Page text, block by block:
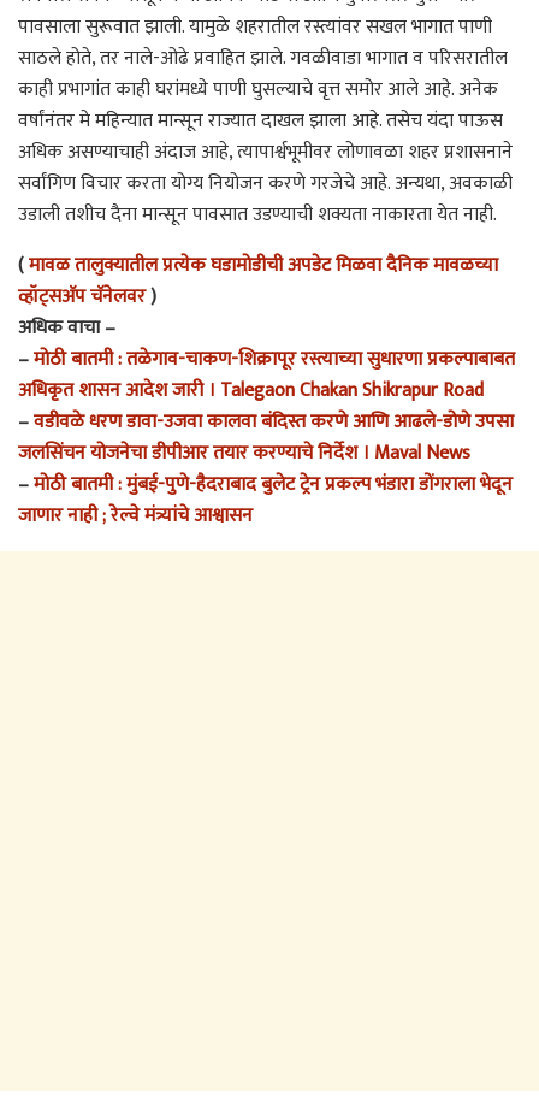
पावसाला सुरूवात झाली. यामुळे शहरातील रस्त्यांवर सखल भागात पाणी
साठले होते, तर नाले-ओढे प्रवाहित झाले. गवळीवाडा भागात व परिसरातील
काही प्रभागांत काही घरांमध्ये पाणी घुसल्याचे वृत्त समोर आले आहे. अनेक
वर्षांनंतर मे महिन्यात मान्सून राज्यात दाखल झाला आहे. तसेच यंदा पाऊस
अधिक असण्याचाही अंदाज आहे, त्यापार्श्वभूमीवर लोणावळा शहर प्रशासनाने
सर्वांगिण विचार करता योग्य नियोजन करणे गरजेचे आहे. अन्यथा, अवकाळी
उडाली तशीच दैना मान्सून पावसात उडण्याची शक्यता नाकारता येत नाही.
(मावळ तालुक्यातील प्रत्येक घडामोडीची अपडेट मिळवा दैनिक मावळच्या
व्हॉट्सअ‍ॅप चॅनेलवर)
अधिक वाचा –
–मोठी बातमी : तळेगाव-चाकण-शिक्रापूर रस्त्याच्या सुधारणा प्रकल्पाबाबत
अधिकृत शासन आदेश जारी । Talegaon Chakan Shikrapur Road
–वडीवळे धरण डावा-उजवा कालवा बंदिस्त करणे आणि आढले-डोणे उपसा
जलसिंचन योजनेचा डीपीआर तयार करण्याचे निर्देश । Maval News
–मोठी बातमी : मुंबई-पुणे-हैदराबाद बुलेट ट्रेन प्रकल्प भंडारा डोंगराला भेदून
जाणार नाही ; रेल्वे मंत्र्यांचे आश्वासन